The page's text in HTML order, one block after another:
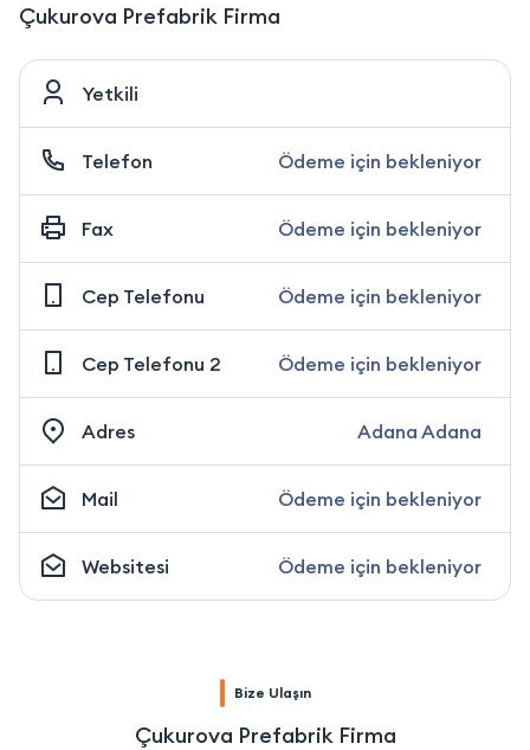
Çukurova Prefabrik Firma
Yetkili
Telefon Ödeme için bekleniyor
Fax Ödeme için bekleniyor
Cep Telefonu Ödeme için bekleniyor
Cep Telefonu 2 Ödeme için bekleniyor
Adres Adana Adana
Mail Ödeme için bekleniyor
Websitesi Ödeme için bekleniyor
Bize Ulaşın
Çukurova Prefabrik Firma